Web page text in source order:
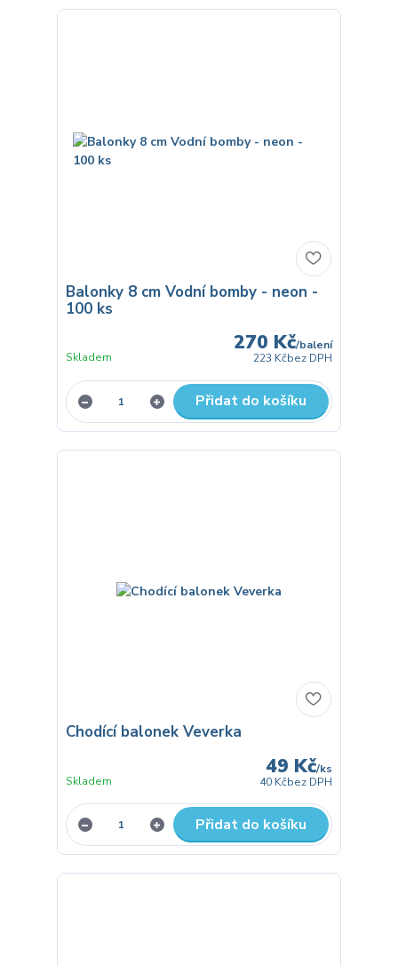
Balonky 8 cm Vodní bomby - neon -
100 ks
270 Kč/balení
223 Kčbez DPH
Skladem
Přidat do košíku
Chodící balonek Veverka
49 Kč/ks
40 Kčbez DPH
Skladem
Přidat do košíku